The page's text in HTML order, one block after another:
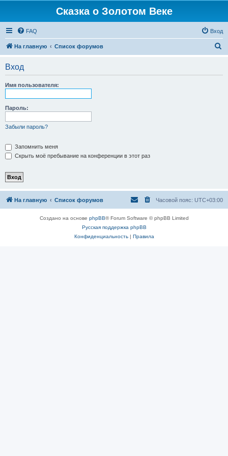
Сказка о Золотом Веке
FAQ Вход
На главную Список форумов
Вход
Имя пользователя:
Пароль:
Забыли пароль?
Запомнить меня
Скрыть моё пребывание на конференции в этот раз
На главную Список форумов Часовой пояс: UTC+03:00
Создано на основе phpBB® Forum Software © phpBB Limited
Русская поддержка phpBB
Конфиденциальность| Правила